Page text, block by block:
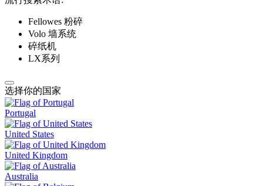
Fellowes 粉碎
Volo 墙系统
碎纸机
LX系列
选择你的国家
Portugal
United States
United Kingdom
Australia